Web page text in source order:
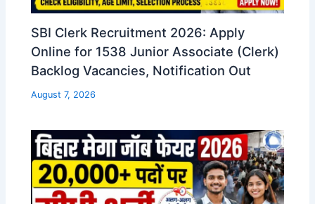
SBI Clerk Recruitment 2026: Apply
Online for 1538 Junior Associate (Clerk)
Backlog Vacancies, Notification Out
August 7, 2026